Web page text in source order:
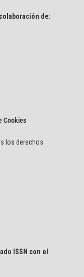
de:
Cookies
los derechos
ISSN con el